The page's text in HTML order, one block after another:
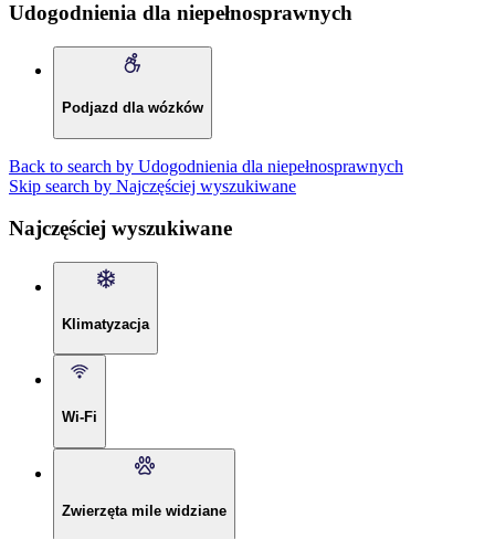
Udogodnienia dla niepełnosprawnych
Podjazd dla wózków
Back to search by Udogodnienia dla niepełnosprawnych
Skip search by Najczęściej wyszukiwane
Najczęściej wyszukiwane
Klimatyzacja
Wi-Fi
Zwierzęta mile widziane